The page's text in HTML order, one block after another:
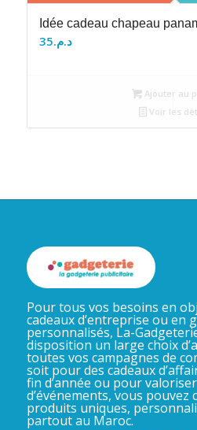
Idée cadeau chapeau
د.م.35
Ajouter au
Voir les
Pour tous vos besoins en
cadeaux d’entreprise ou en
personnalisés, La-
disposition un large choix
toutes vos campagnes de
soit pour des cadeaux
fin d’année ou pour
d’événements, vous pouvez
produits uniques,
partout au Maroc.